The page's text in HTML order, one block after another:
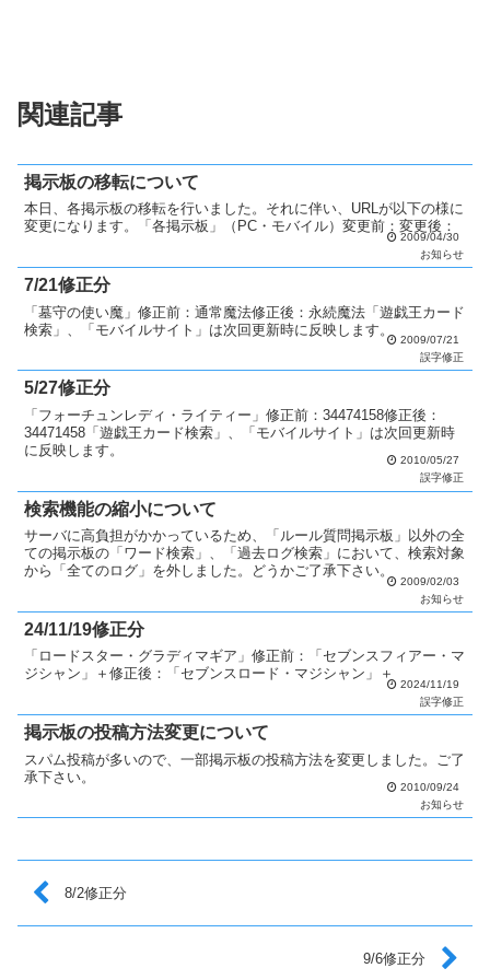
関連記事
掲示板の移転について
本日、各掲示板の移転を行いました。それに伴い、URLが以下の様に
変更になります。「各掲示板」（PC・モバイル）変更前：変更後：
2009/04/30
お知らせ
7/21修正分
「墓守の使い魔」修正前：通常魔法修正後：永続魔法「遊戯王カード
検索」、「モバイルサイト」は次回更新時に反映します。
2009/07/21
誤字修正
5/27修正分
「フォーチュンレディ・ライティー」修正前：34474158修正後：
34471458「遊戯王カード検索」、「モバイルサイト」は次回更新時
に反映します。
2010/05/27
誤字修正
検索機能の縮小について
サーバに高負担がかかっているため、「ルール質問掲示板」以外の全
ての掲示板の「ワード検索」、「過去ログ検索」において、検索対象
から「全てのログ」を外しました。どうかご了承下さい。
2009/02/03
お知らせ
24/11/19修正分
「ロードスター・グラディマギア」修正前：「セブンスフィアー・マ
ジシャン」＋修正後：「セブンスロード・マジシャン」＋
2024/11/19
誤字修正
掲示板の投稿方法変更について
スパム投稿が多いので、一部掲示板の投稿方法を変更しました。ご了
承下さい。
2010/09/24
お知らせ
8/2修正分
9/6修正分